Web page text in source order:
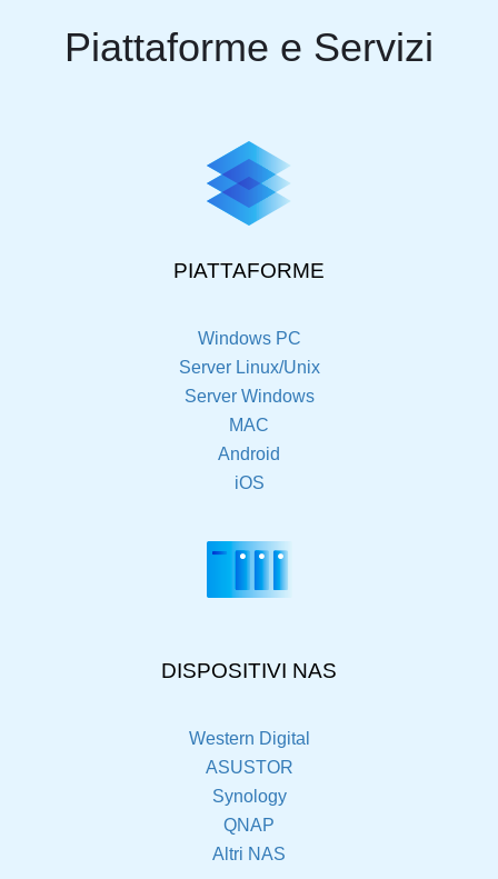
Piattaforme e Servizi
PIATTAFORME
Windows PC
Server Linux/Unix
Server Windows
MAC
Android
iOS
DISPOSITIVI NAS
Western Digital
ASUSTOR
Synology
QNAP
Altri NAS